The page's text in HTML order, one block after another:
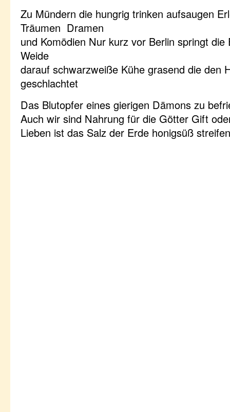
Zu Mündern die hungrig trinken aufsaugen
Träumen Dramen
und Komödien Nur kurz vor Berlin springt
Weide
darauf schwarzweiße Kühe grasend die den
geschlachtet
Das Blutopfer eines gierigen Dämons zu
Auch wir sind Nahrung für die Götter Gift
Lieben ist das Salz der Erde honigsüß